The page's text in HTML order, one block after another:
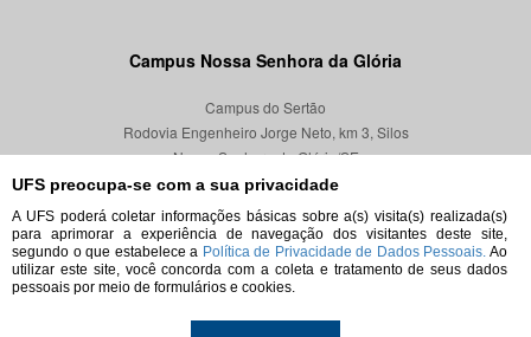
UFS preocupa-se com a sua privacidade
A UFS poderá coletar informações básicas sobre a(s) visita(s) realizada(s)
para aprimorar a experiência de navegação dos visitantes deste site,
segundo o que estabelece a Política de Privacidade de Dados Pessoais. Ao
utilizar este site, você concorda com a coleta e tratamento de seus dados
pessoais por meio de formulários e cookies.
Campus Nossa Senhora da Glória
Campus do Sertão
Rodovia Engenheiro Jorge Neto, km 3, Silos
Nossa Senhora da Glória/SE
CEP 49680-000
Localização